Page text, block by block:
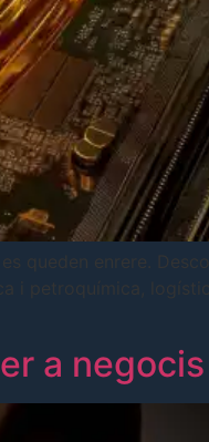
queden enrere.
i petroquímica,
a